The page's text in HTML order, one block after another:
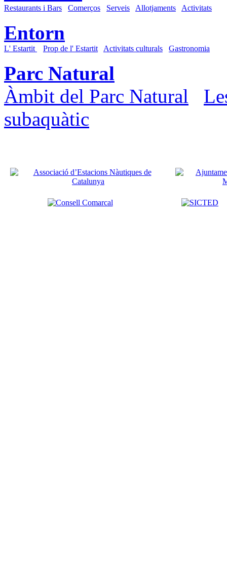
Restaurants i Bars Comerços Serveis Allotjaments Activitats
Entorn
L' Estartit Prop de l' Estartit Activitats culturals Gastronomia
Parc Natural
Àmbit del Parc Natural
subaquàtic